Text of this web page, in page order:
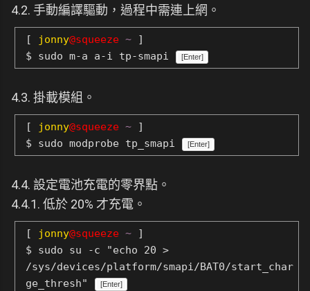
4.2. 手動編譯驅動，過程中需連上網。
[ jonny@squeeze ~ ]
$ sudo m-a a-i tp-smapi
[Enter]
4.3. 掛載模組。
[ jonny@squeeze ~ ]
$ sudo modprobe tp_smapi
[Enter]
4.4. 設定電池充電的零界點。
4.4.1. 低於 20% 才充電。
[ jonny@squeeze ~ ]
$ sudo su -c "echo 20 >
/sys/devices/platform/smapi/BAT0/start_char
ge_thresh"
[Enter]